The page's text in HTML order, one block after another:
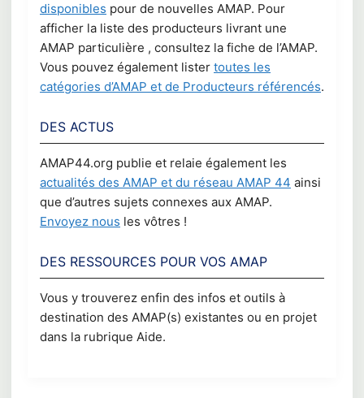
disponibles pour de nouvelles AMAP. Pour
afficher la liste des producteurs livrant une
AMAP particulière , consultez la fiche de l’AMAP.
Vous pouvez également lister toutes les
catégories d’AMAP et de Producteurs référencés.
DES ACTUS
AMAP44.org publie et relaie également les
actualités des AMAP et du réseau AMAP 44 ainsi
que d’autres sujets connexes aux AMAP.
Envoyez nous les vôtres !
DES RESSOURCES POUR VOS AMAP
Vous y trouverez enfin des infos et outils à
destination des AMAP(s) existantes ou en projet
dans la rubrique Aide.